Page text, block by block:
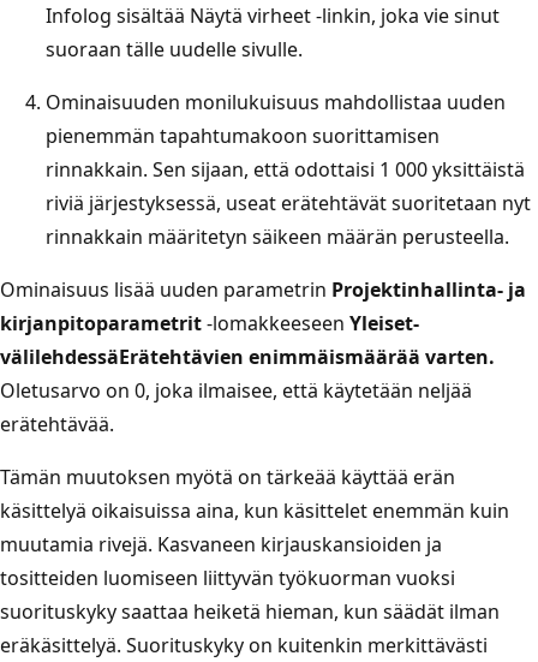
Infolog sisältää Näytä virheet -linkin, joka vie sinut
suoraan tälle uudelle sivulle.
Ominaisuuden monilukuisuus mahdollistaa uuden
pienemmän tapahtumakoon suorittamisen
rinnakkain. Sen sijaan, että odottaisi 1 000 yksittäistä
riviä järjestyksessä, useat erätehtävät suoritetaan nyt
rinnakkain määritetyn säikeen määrän perusteella.
Ominaisuus lisää uuden parametrin Projektinhallinta- ja
kirjanpitoparametrit-lomakkeeseen Yleiset-
välilehdessäErätehtävien enimmäismäärää varten.
Oletusarvo on 0, joka ilmaisee, että käytetään neljää
erätehtävää.
Tämän muutoksen myötä on tärkeää käyttää erän
käsittelyä oikaisuissa aina, kun käsittelet enemmän kuin
muutamia rivejä. Kasvaneen kirjauskansioiden ja
tositteiden luomiseen liittyvän työkuorman vuoksi
suorituskyky saattaa heiketä hieman, kun säädät ilman
eräkäsittelyä. Suorituskyky on kuitenkin merkittävästi